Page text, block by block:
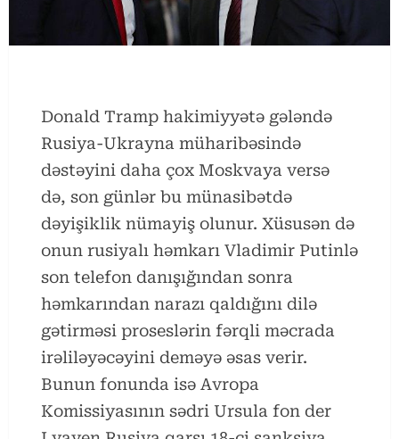
Donald Tramp hakimiyyətə gələndə
Rusiya-Ukrayna müharibəsində
dəstəyini daha çox Moskvaya versə
də, son günlər bu münasibətdə
dəyişiklik nümayiş olunur. Xüsusən də
onun rusiyalı həmkarı Vladimir Putinlə
son telefon danışığından sonra
həmkarından narazı qaldığını dilə
gətirməsi proseslərin fərqli məcrada
irəliləyəcəyini deməyə əsas verir.
Bunun fonunda isə Avropa
Komissiyasının sədri Ursula fon der